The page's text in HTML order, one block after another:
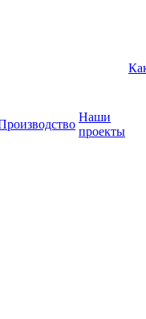
Наши
проекты